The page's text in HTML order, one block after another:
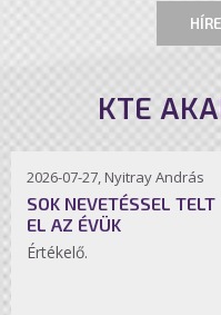
KTE
2026-07-27, Nyitray András
SOK NEVETÉSSEL TELT
EL AZ ÉVÜK
Értékelő.